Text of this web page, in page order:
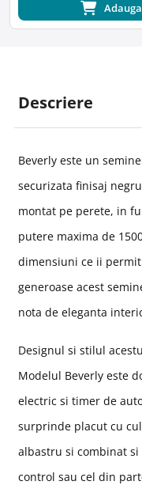
Descriere
Beverly este un
securizata finisaj
montat pe perete, in
putere maxima de
dimensiuni ce ii
generoase acest
nota de eleganta
Designul si stilul
Modelul Beverly este
electric si timer de
surprinde placut cu
albastru si combinat
control sau cel din